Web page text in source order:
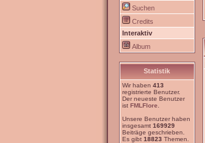
Suchen
Credits
Interaktiv
Album
Statistik
Wir haben 413
registrierte Benutzer.
Der neueste Benutzer
ist FMLFlore
Unsere Benutzer haben
insgesamt 169929
Beiträge geschrieben.
Es gibt 18823 Themen.